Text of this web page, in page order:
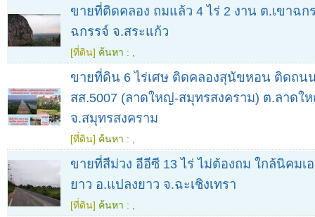
ขายที่ติดคลอง ถมแล้ว 4 ไร่ 2 งาน ต.เขาฉก
ฉกรรจ์ จ.สระแก้ว
[ที่ดิน] ค้นหา :
ขายที่ดิน 6 ไร่เศษ ติดคลองสุนัขหอน ติดถน
สส.5007 (ลาดใหญ่-สมุทรสงคราม) ต.ลาดใ
จ.สมุทรสงคราม
[ที่ดิน] ค้นหา :
ขายที่สีม่วง อีอีซี 13 ไร่ ไม่ต้องถม ใกล้นิคมเ
ยาว อ.แปลงยาว จ.ฉะเชิงเทรา
[ที่ดิน] ค้นหา :